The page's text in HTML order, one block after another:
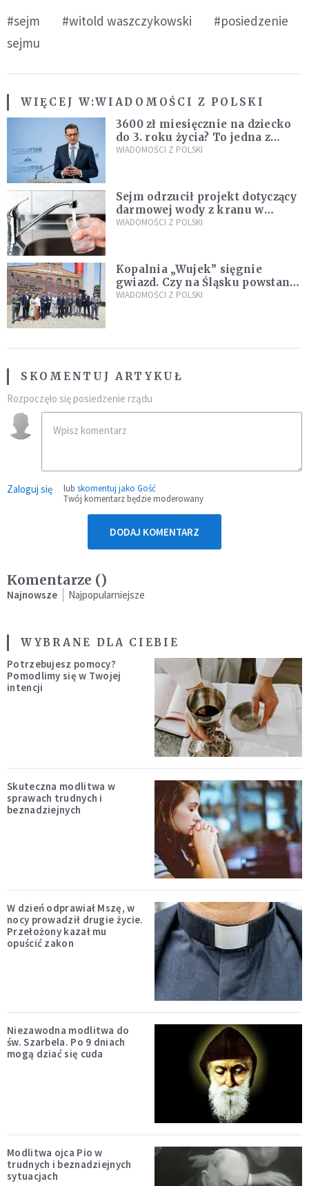
#sejm #witold waszczykowski
#posiedzenie
sejmu
WIĘCEJ W:WIADOMOŚCI Z POLSKI
3600 zł miesięcznie na dziecko
do 3. roku życia? To jedna z
propozycji programu "Rozwój
WIADOMOŚCI Z POLSKI
Sejm odrzucił projekt dotyczący
darmowej wody z kranu w
restauracjach
WIADOMOŚCI Z POLSKI
Kopalnia „Wujek” sięgnie
gwiazd. Czy na Śląsku powstanie
„Dolina Krzemowa”?
WIADOMOŚCI Z POLSKI
SKOMENTUJ ARTYKUŁ
Rozpoczęło się posiedzenie rządu
Zaloguj się lub skomentuj jako Gość
Twój komentarz będzie moderowany
DODAJ KOMENTARZ
Komentarze ()
Najnowsze Najpopularniejsze
WYBRANE DLA CIEBIE
Potrzebujesz pomocy?
Pomodlimy się w Twojej
intencji
Skuteczna modlitwa w
sprawach trudnych i
beznadziejnych
W dzień odprawiał Mszę, w
nocy prowadził drugie życie.
Przełożony kazał mu
opuścić zakon
Niezawodna modlitwa do
św. Szarbela. Po 9 dniach
mogą dziać się cuda
Modlitwa ojca Pio w
trudnych i beznadziejnych
sytuacjach